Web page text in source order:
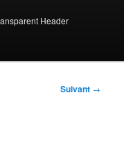
Header
Suivant →